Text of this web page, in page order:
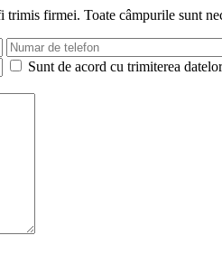
firmei. Toate câmpurile sunt
Sunt de acord cu trimiterea